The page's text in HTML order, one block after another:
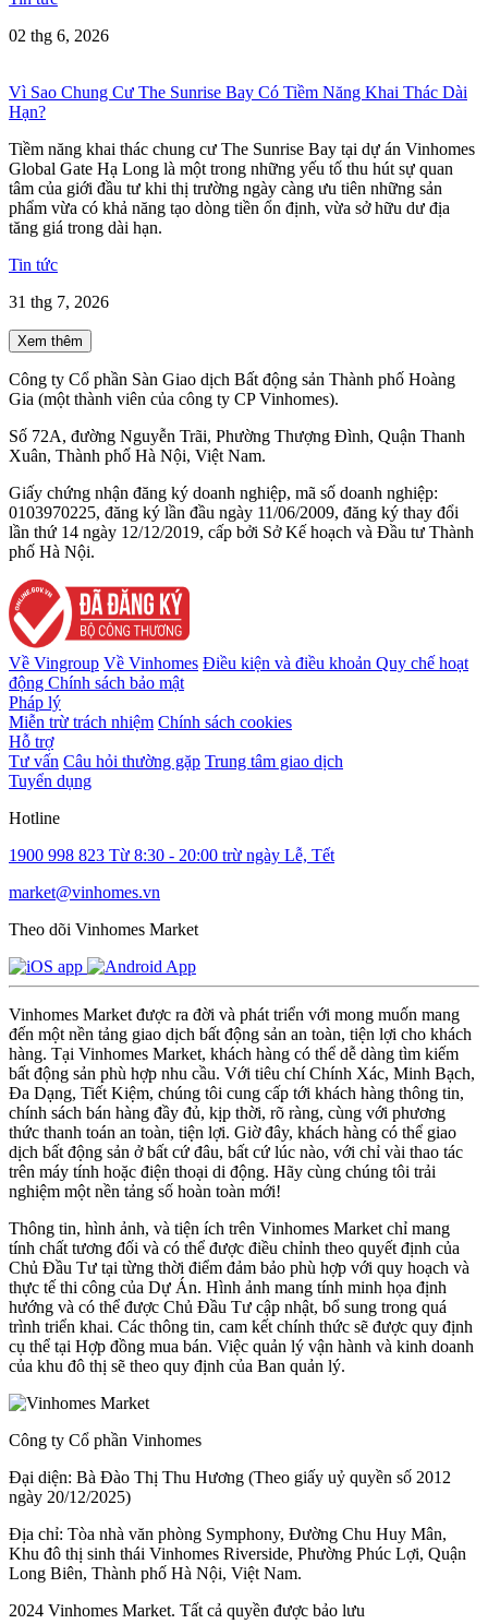
02 thg 6, 2026
Vì Sao Chung Cư The Sunrise Bay Có Tiềm Năng Khai Thác Dài
Hạn?
Tiềm năng khai thác chung cư The Sunrise Bay tại dự án Vinhomes
Global Gate Hạ Long là một trong những yếu tố thu hút sự quan
tâm của giới đầu tư khi thị trường ngày càng ưu tiên những sản
phẩm vừa có khả năng tạo dòng tiền ổn định, vừa sở hữu dư địa
tăng giá trong dài hạn.
Tin tức
31 thg 7, 2026
Xem thêm
Công ty Cổ phần Sàn Giao dịch Bất động sản Thành phố Hoàng
Gia (một thành viên của công ty CP Vinhomes).
Số 72A, đường Nguyễn Trãi, Phường Thượng Đình, Quận Thanh
Xuân, Thành phố Hà Nội, Việt Nam.
Giấy chứng nhận đăng ký doanh nghiệp, mã số doanh nghiệp:
0103970225, đăng ký lần đầu ngày 11/06/2009, đăng ký thay đổi
lần thứ 14 ngày 12/12/2019, cấp bởi Sở Kế hoạch và Đầu tư Thành
phố Hà Nội.
Về Vingroup Về Vinhomes Điều kiện và điều khoản Quy chế hoạt
động Chính sách bảo mật
Pháp lý
Miễn trừ trách nhiệm Chính sách cookies
Hỗ trợ
Tư vấn Câu hỏi thường gặp Trung tâm giao dịch
Tuyển dụng
Hotline
1900 998 823 Từ 8:30 - 20:00 trừ ngày Lễ, Tết
market@vinhomes.vn
Theo dõi Vinhomes Market
Vinhomes Market được ra đời và phát triển với mong muốn mang
đến một nền tảng giao dịch bất động sản an toàn, tiện lợi cho khách
hàng. Tại Vinhomes Market, khách hàng có thể dễ dàng tìm kiếm
bất động sản phù hợp nhu cầu. Với tiêu chí Chính Xác, Minh Bạch,
Đa Dạng, Tiết Kiệm, chúng tôi cung cấp tới khách hàng thông tin,
chính sách bán hàng đầy đủ, kịp thời, rõ ràng, cùng với phương
thức thanh toán an toàn, tiện lợi. Giờ đây, khách hàng có thể giao
dịch bất động sản ở bất cứ đâu, bất cứ lúc nào, với chỉ vài thao tác
trên máy tính hoặc điện thoại di động. Hãy cùng chúng tôi trải
nghiệm một nền tảng số hoàn toàn mới!
Thông tin, hình ảnh, và tiện ích trên Vinhomes Market chỉ mang
tính chất tương đối và có thể được điều chỉnh theo quyết định của
Chủ Đầu Tư tại từng thời điểm đảm bảo phù hợp với quy hoạch và
thực tế thi công của Dự Án. Hình ảnh mang tính minh họa định
hướng và có thể được Chủ Đầu Tư cập nhật, bổ sung trong quá
trình triển khai. Các thông tin, cam kết chính thức sẽ được quy định
cụ thể tại Hợp đồng mua bán. Việc quản lý vận hành và kinh doanh
của khu đô thị sẽ theo quy định của Ban quản lý.
Công ty Cổ phần Vinhomes
Đại diện: Bà Đào Thị Thu Hương (Theo giấy uỷ quyền số 2012
ngày 20/12/2025)
Địa chỉ: Tòa nhà văn phòng Symphony, Đường Chu Huy Mân,
Khu đô thị sinh thái Vinhomes Riverside, Phường Phúc Lợi, Quận
Long Biên, Thành phố Hà Nội, Việt Nam.
2024 Vinhomes Market. Tất cả quyền được bảo lưu